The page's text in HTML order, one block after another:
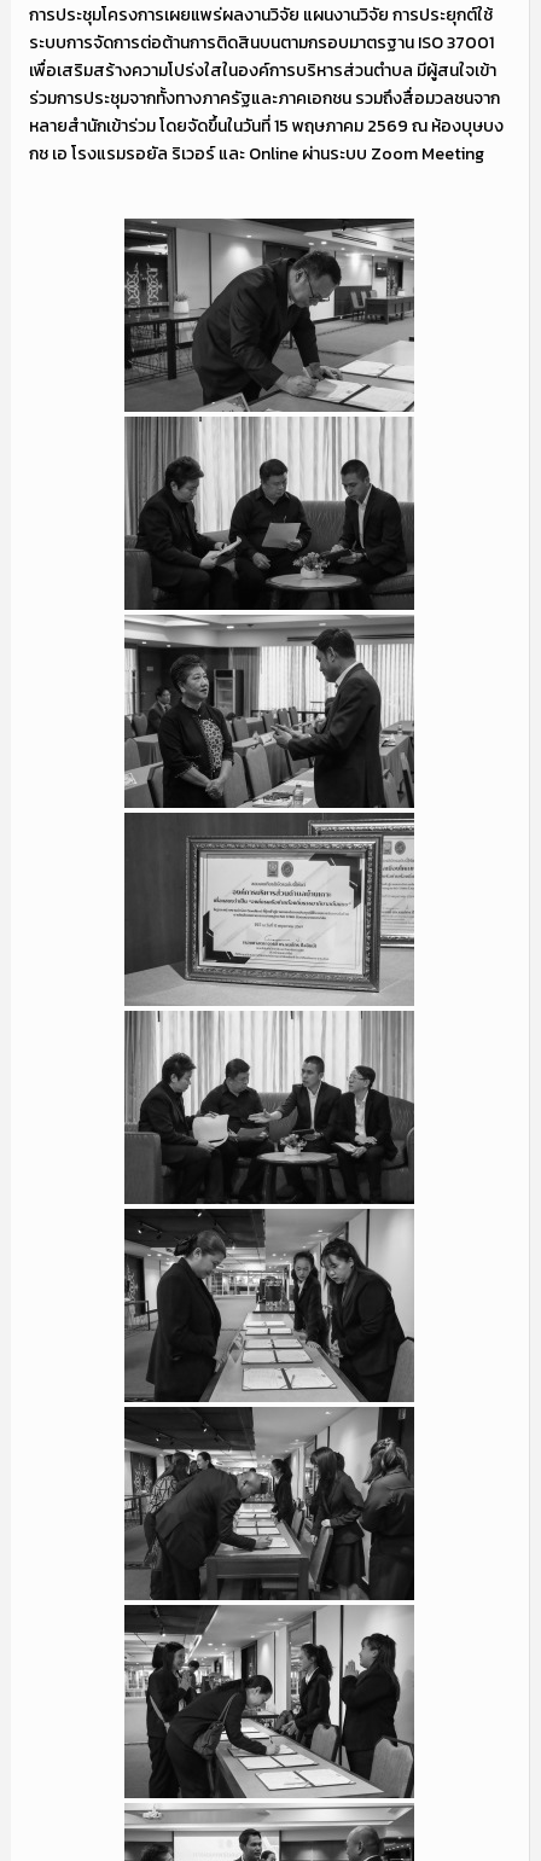
การประชุมโครงการเผยแพร่ผลงานวิจัย แผนงานวิจัย การประยุกต์ใช้
ระบบการจัดการต่อต้านการติดสินบนตามกรอบมาตรฐาน ISO 37001
เพื่อเสริมสร้างความโปร่งใสในองค์การบริหารส่วนตำบล มีผู้สนใจเข้า
ร่วมการประชุมจากทั้งทางภาครัฐและภาคเอกชน รวมถึงสื่อมวลชนจาก
หลายสำนักเข้าร่วม โดยจัดขึ้นในวันที่ 15 พฤษภาคม 2569 ณ ห้องบุษบง
กช เอ โรงแรมรอยัล ริเวอร์ และ Online ผ่านระบบ Zoom Meeting